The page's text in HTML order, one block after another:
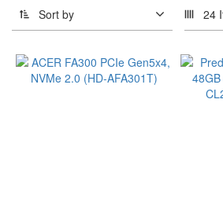
Sort by 24